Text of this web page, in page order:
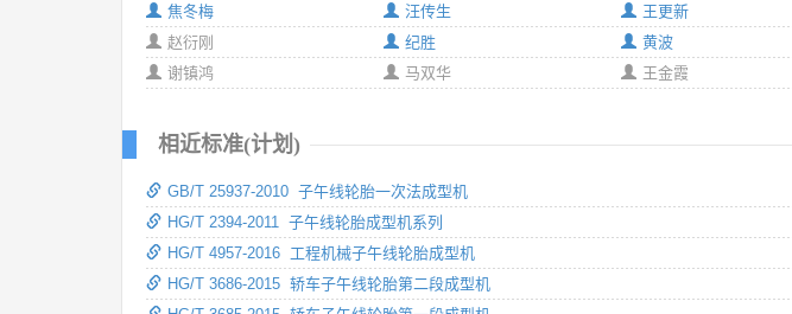
焦冬梅
汪传生
赵衍刚
纪胜
谢镇鸿
马双华
王更新
黄波
王金霞
相近标准(计划)
GB/T 25937-2010 子午线轮胎一次法成型机
HG/T 2394-2011 子午线轮胎成型机系列
HG/T 4957-2016 工程机械子午线轮胎成型机
HG/T 3686-2015 轿车子午线轮胎第二段成型机